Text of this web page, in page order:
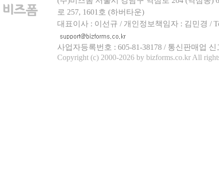
로 257, 1601호 (하버타운)
대표이사 : 이선규 / 개인정보책임자 : 김민경 /
사업자등록번호 : 605-81-38178 / 통신판매업
Copyright (c) 2000-2026 by bizforms.co.kr All